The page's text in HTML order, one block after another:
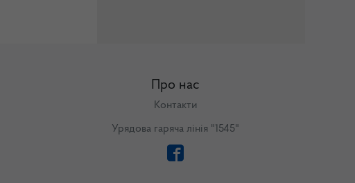
Про нас
Контакти
Урядова гаряча лінія "1545"